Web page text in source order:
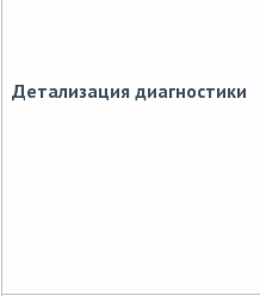
Детализация диагностики